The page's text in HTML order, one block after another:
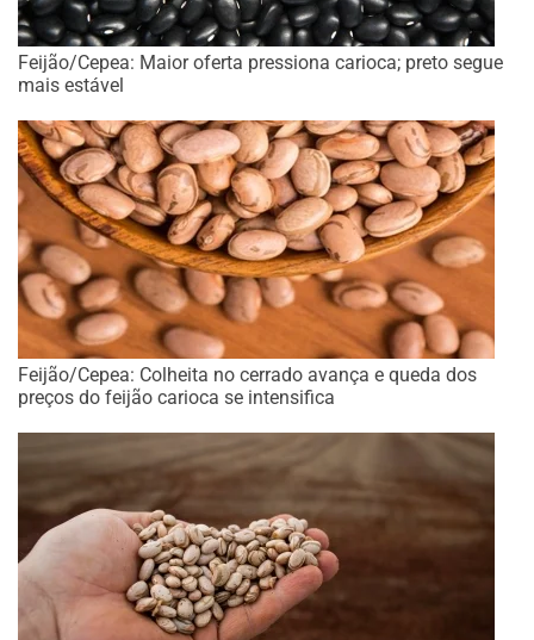
Feijão/Cepea: Maior oferta pressiona carioca; preto segue
mais estável
Feijão/Cepea: Colheita no cerrado avança e queda dos
preços do feijão carioca se intensifica